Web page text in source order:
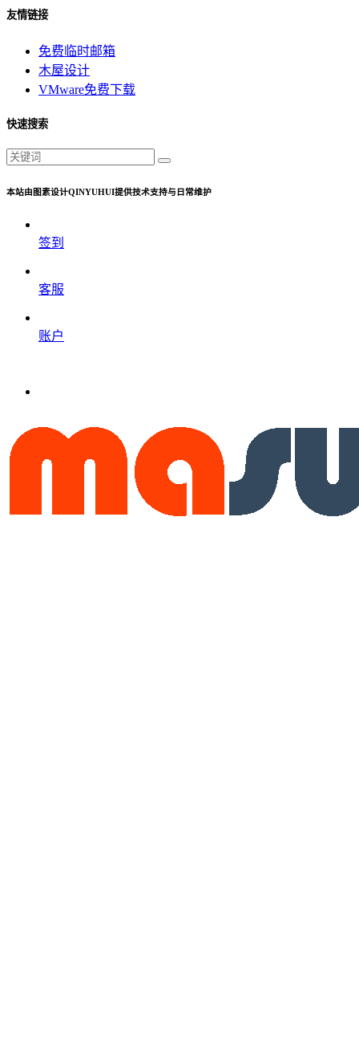
友情链接
免费临时邮箱
木屋设计
VMware免费下载
快速搜索
本站由图素设计QINYUHUI提供技术支持与日常维护
签到
客服
账户